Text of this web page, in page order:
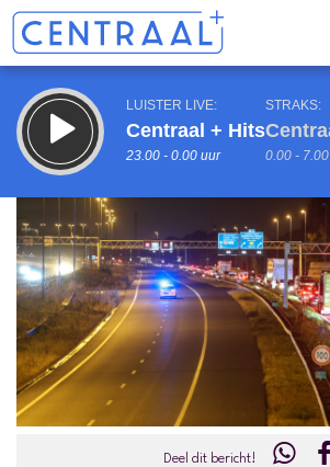
LUISTER LIVE:
Centraal + Hits
23.00 - 0.00 uur
STRAKS:
0.00 -
Vorig uur uur 1 van 0
Inklappen
Deel dit bericht!